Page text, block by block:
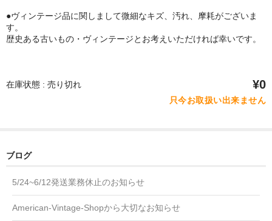
●ヴィンテージ品に関しまして微細なキズ、汚れ、摩耗がございま
す。
歴史ある古いもの・ヴィンテージとお考えいただければ幸いです。
在庫状態 : 売り切れ ¥0
只今お取扱い出来ません
ブログ
5/24~6/12発送業務休止のお知らせ
American-Vintage-Shopから大切なお知らせ